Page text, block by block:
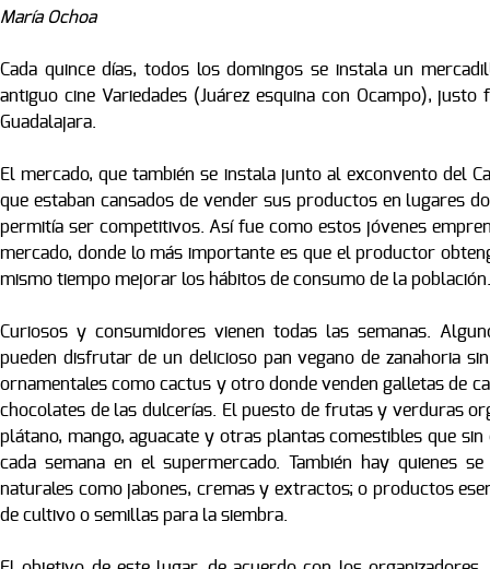
María Ochoa
Cada quince días, todos los domingos se instala un
antiguo cine Variedades (Juárez esquina con Ocampo),
Guadalajara.
El mercado, que también se instala junto al exconvento del
que estaban cansados de vender sus productos en lugares
permitía ser competitivos. Así fue como estos jóvenes
mercado, donde lo más importante es que el productor
mismo tiempo mejorar los hábitos de consumo de la población.
Curiosos y consumidores vienen todas las semanas.
pueden disfrutar de un delicioso pan vegano de zanahoria
ornamentales como cactus y otro donde venden galletas de
chocolates de las dulcerías. El puesto de frutas y verduras
plátano, mango, aguacate y otras plantas comestibles que
cada semana en el supermercado. También hay quienes
naturales como jabones, cremas y extractos; o productos
de cultivo o semillas para la siembra.